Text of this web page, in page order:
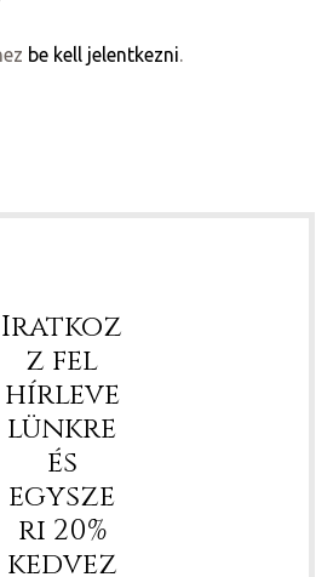
be kell jelentkezni.
Iratkoz
z fel
hírleve
lünkre
és
egysze
ri 20%
kedvez